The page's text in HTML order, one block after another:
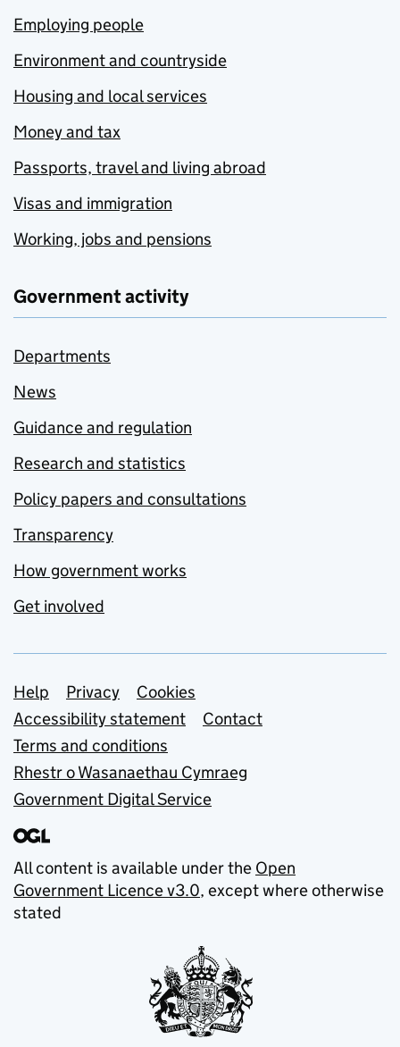
Employing people
Environment and countryside
Housing and local services
Money and tax
Passports, travel and living abroad
Visas and immigration
Working, jobs and pensions
Government activity
Departments
News
Guidance and regulation
Research and statistics
Policy papers and consultations
Transparency
How government works
Get involved
Support links
Help Privacy
Cookies
Accessibility statement
Contact
Terms and conditions
Rhestr o Wasanaethau Cymraeg
Government Digital Service
All content is available under the Open
Government Licence v3.0, except where otherwise
stated